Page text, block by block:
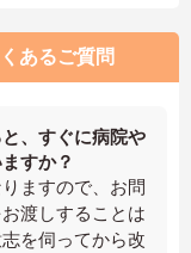
あるご質問
、すぐに病院や
すか？
ますので、お問
渡しすることは
を伺ってから改